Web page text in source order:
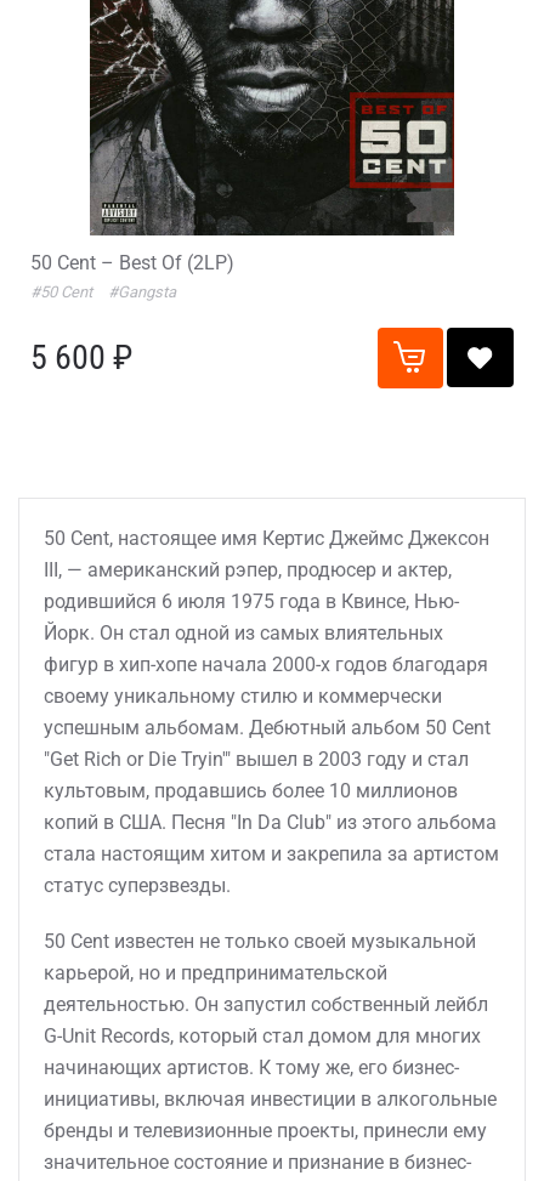
50 Cent – Best Of (2LP)
#50 Cent #Gangsta
5 600 ₽
50 Cent, настоящее имя Кертис Джеймс Джексон
III, — американский рэпер, продюсер и актер,
родившийся 6 июля 1975 года в Квинсе, Нью-
Йорк. Он стал одной из самых влиятельных
фигур в хип-хопе начала 2000-х годов благодаря
своему уникальному стилю и коммерчески
успешным альбомам. Дебютный альбом 50 Cent
"Get Rich or Die Tryin'" вышел в 2003 году и стал
культовым, продавшись более 10 миллионов
копий в США. Песня "In Da Club" из этого альбома
стала настоящим хитом и закрепила за артистом
статус суперзвезды.
50 Cent известен не только своей музыкальной
карьерой, но и предпринимательской
деятельностью. Он запустил собственный лейбл
G-Unit Records, который стал домом для многих
начинающих артистов. К тому же, его бизнес-
инициативы, включая инвестиции в алкогольные
бренды и телевизионные проекты, принесли ему
значительное состояние и признание в бизнес-